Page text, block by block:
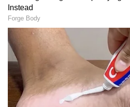
ಪ್ರಯೋಜನಗಳನ್ನು ತರುತ್ತದೆ.